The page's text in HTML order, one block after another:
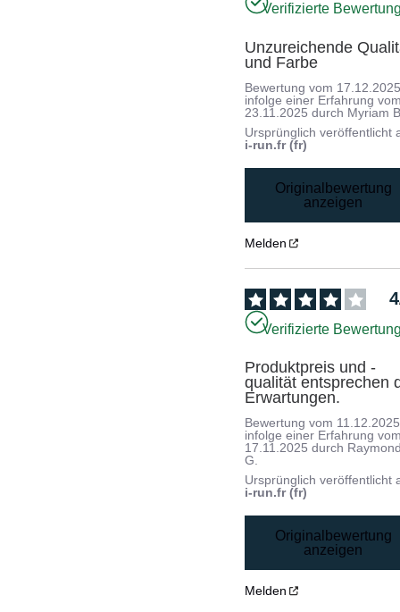
Verifizierte
Unzureichende
und Farbe
Bewertung vom
infolge einer Erfahrung
23.11.2025 durch Myriam
Ursprünglich veröffentlicht
i-run.fr (fr)
Originalbewertung
anzeigen
Melden
4
Verifizierte
Produktpreis und -
qualität entsprechen
Erwartungen.
Bewertung vom 11.12.2025
infolge einer Erfahrung
17.11.2025 durch
G.
Ursprünglich veröffentlicht
i-run.fr (fr)
Originalbewertung
anzeigen
Melden